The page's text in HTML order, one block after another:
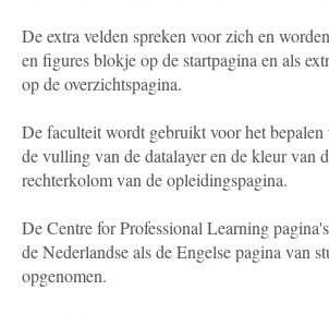
De extra velden spreken voor zich en
en figures blokje op de startpagina en als
op de overzichtspagina.
De faculteit wordt gebruikt voor het bepalen
de vulling van de datalayer en de kleur van
rechterkolom van de opleidingspagina.
De Centre for Professional Learning
de Nederlandse als de Engelse pagina van
opgenomen.